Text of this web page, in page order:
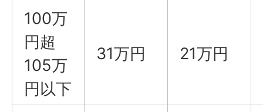
100万
円超
105万
円以下
31万円 21万円